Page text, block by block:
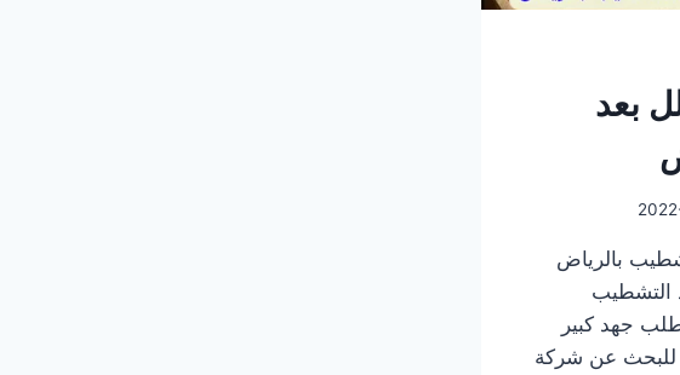
بعد
بالرياض
التشطيب
جهد كبير
للبحث عن شركة